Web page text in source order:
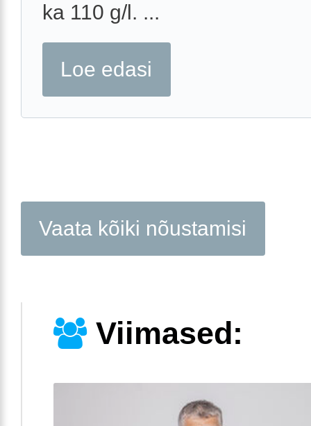
ka 110 g/l. ...
Loe edasi
Vaata kõiki nõustamisi
Viimased: